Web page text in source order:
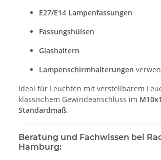
E27/E14 Lampenfassungen
Fassungshülsen
Glashaltern
Lampenschirmhalterungen
Ideal für Leuchten mit verstellbarem
klassischem Gewindeanschluss im M10x1
Standardmaß.
Beratung und Fachwissen bei
Hamburg: